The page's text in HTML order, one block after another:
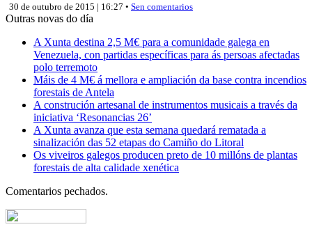
30 de outubro de 2015 | 16:27 • Sen comentarios
Outras novas do día
A Xunta destina 2,5 M€ para a comunidade galega en
Venezuela, con partidas específicas para ás persoas afectadas
polo terremoto
Máis de 4 M€ á mellora e ampliación da base contra incendios
forestais de Antela
A construción artesanal de instrumentos musicais a través da
iniciativa ‘Resonancias 26’
A Xunta avanza que esta semana quedará rematada a
sinalización das 52 etapas do Camiño do Litoral
Os viveiros galegos producen preto de 10 millóns de plantas
forestais de alta calidade xenética
Comentarios pechados.